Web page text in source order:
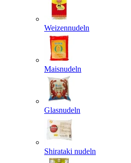
Weizennudeln
Maisnudeln
Glasnudeln
Shirataki nudeln